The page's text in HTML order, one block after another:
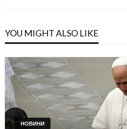
YOU MIGHT ALSO LIKE
НОВИНИ